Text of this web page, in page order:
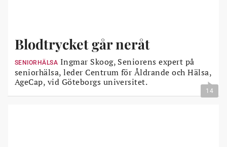
Blodtrycket går neråt
SENIORHÄLSA Ingmar Skoog, Seniorens expert på
seniorhälsa, leder Centrum för Åldrande och Hälsa,
AgeCap, vid Göteborgs universitet.
14